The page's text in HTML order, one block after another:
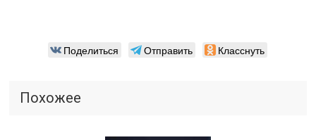
Поделиться Отправить Класснуть
Похожее